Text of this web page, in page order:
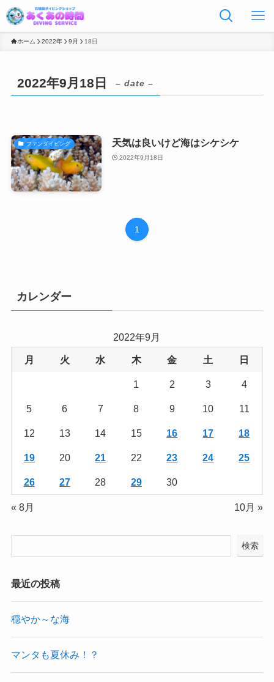
ホーム 2022年 9月 18日
2022年9月18日 – date –
ファンダイビング 天気は良いけど海はシケシケ
2022年9月18日
1
カレンダー
2022年9月
月 火 水 木 金 土 日
1 2 3 4
5 6 7 8 9 10 11
12 13 14 15 16 17 18
19 20 21 22 23 24 25
26 27 28 29 30
« 8月 10月 »
検索
最近の投稿
穏やか～な海
マンタも夏休み！？